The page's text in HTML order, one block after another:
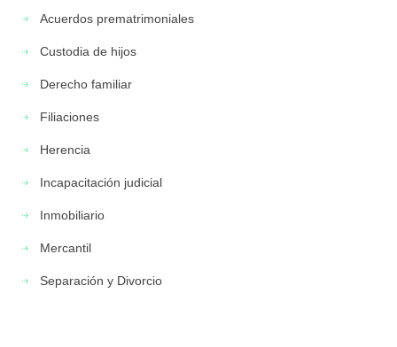
Acuerdos prematrimoniales
Custodia de hijos
Derecho familiar
Filiaciones
Herencia
Incapacitación judicial
Inmobiliario
Mercantil
Separación y Divorcio